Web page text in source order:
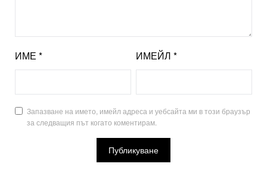
ИМЕ * ИМЕЙЛ *
Запазване на името, имейл адреса и уебсайта ми в този браузър
за следващия път когато коментирам.